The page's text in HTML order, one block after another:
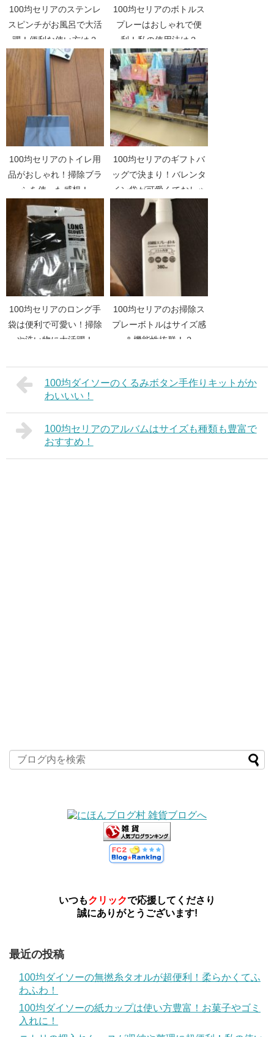
100均セリアのステンレ
スピンチがお風呂で大活
躍！便利な使い方は？
100均セリアのボトルス
プレーはおしゃれで便
利！私の使用法は？
100均セリアのトイレ用
品がおしゃれ！掃除ブラ
シを使った感想！
100均セリアのギフトバ
ッグで決まり！バレンタ
イン袋が可愛くておしゃ
れ！
100均セリアのロング手
袋は便利で可愛い！掃除
や洗い物に大活躍！
100均セリアのお掃除ス
プレーボトルはサイズ感
＆機能性抜群！？
100均ダイソーのくるみボタン手作りキットがか
わいいい！
100均セリアのアルバムはサイズも種類も豊富で
おすすめ！
いつもクリックで応援してくださり
誠にありがとうございます!
最近の投稿
100均ダイソーの無撚糸タオルが超便利！柔らかくてふ
わふわ！
100均ダイソーの紙カップは使い方豊富！お菓子やゴミ
入れに！